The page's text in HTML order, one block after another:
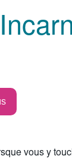
vous y